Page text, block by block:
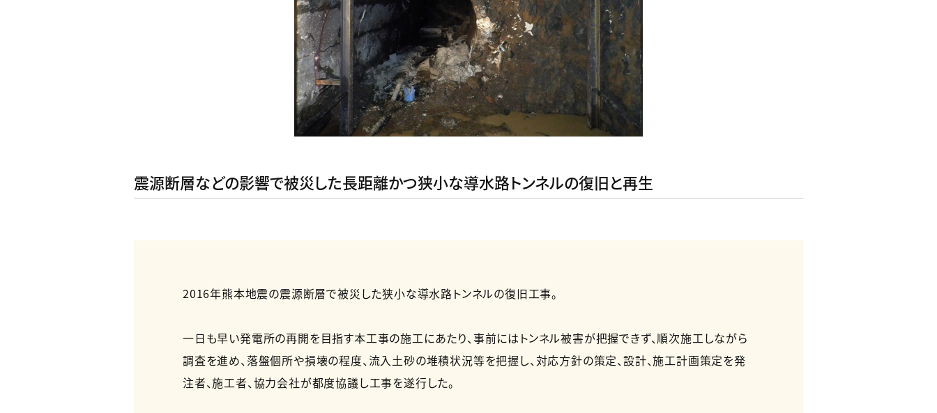
震源断層などの影響で被災した長距離かつ狭小な導水路トンネルの復旧と再生
2016年熊本地震の震源断層で被災した狭小な導水路トンネルの復旧工事。
一日も早い発電所の再開を目指す本工事の施工にあたり、事前にはトンネル被害が把握できず、順次施工しながら
調査を進め、落盤個所や損壊の程度、流入土砂の堆積状況等を把握し、対応方針の策定、設計、施工計画策定を発
注者、施工者、協力会社が都度協議し工事を遂行した。